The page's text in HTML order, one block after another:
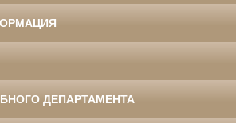
ДЕПАРТАМЕНТА